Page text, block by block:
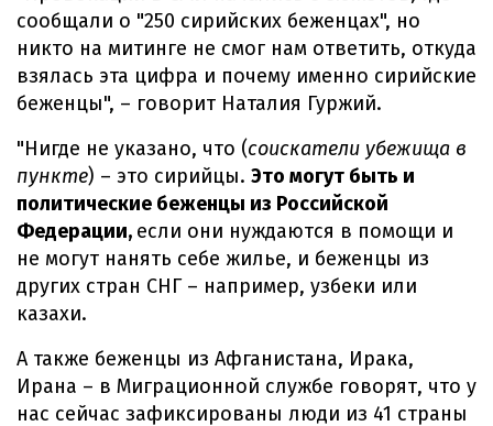
сообщали о "250 сирийских беженцах", но
никто на митинге не смог нам ответить, откуда
взялась эта цифра и почему именно сирийские
беженцы", – говорит Наталия Гуржий.
"Нигде не указано, что (соискатели убежища в
пункте) – это сирийцы. Это могут быть и
политические беженцы из Российской
Федерации, если они нуждаются в помощи и
не могут нанять себе жилье, и беженцы из
других стран СНГ – например, узбеки или
казахи.
А также беженцы из Афганистана, Ирака,
Ирана – в Миграционной службе говорят, что у
нас сейчас зафиксированы люди из 41 страны